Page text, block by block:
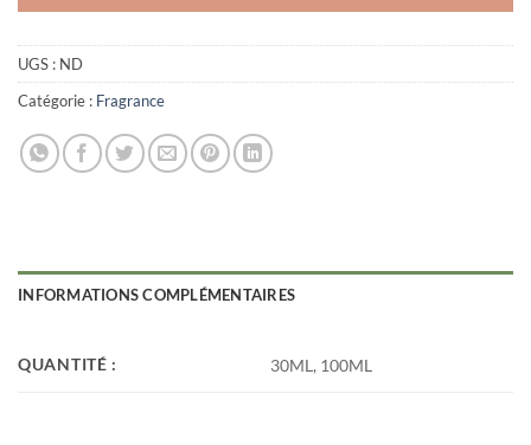
UGS : ND
Catégorie : Fragrance
INFORMATIONS COMPLÉMENTAIRES
QUANTITÉ : 30ML, 100ML